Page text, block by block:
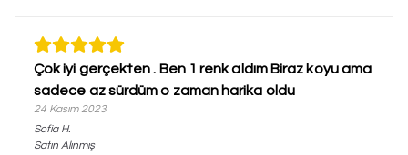
Çok iyi gerçekten . Ben 1 renk aldım Biraz koyu ama
sadece az sürdüm o zaman harika oldu
24 Kasım 2023
Sofia H.
Satın Alınmış